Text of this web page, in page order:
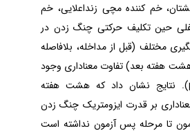
خم کننده مچی زنداعلایی، خم
حین تکلیف حرکتی چنگ زدن در
مختلف (قبل از مداخله، بلافاصله
هفته بعد) تفاوت معناداری وجود
نتایج نشان داد که هشت هفته
بر قدرت ایزومتریک چنگ زدن
تا مرحله پس آزمون نداشته است